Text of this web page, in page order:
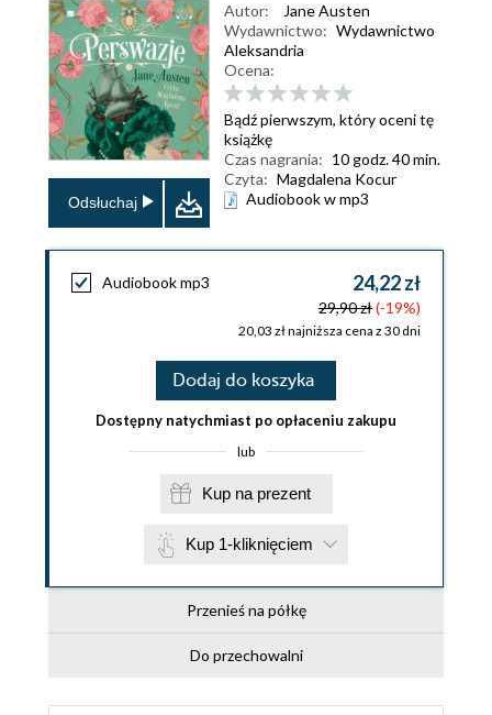
Odsłuchaj
Autor:
Jane Austen
Wydawnictwo: Wydawnictwo
Aleksandria
Ocena:
Bądź pierwszym, który oceni tę
książkę
Czas nagrania: 10 godz. 40 min.
Czyta: Magdalena Kocur
Audiobook w mp3
Audiobook mp3 24,22 zł
29,90 zł(-19%)
20,03 zł najniższa cena z 30 dni
Dodaj do koszyka
Dostępny natychmiast po opłaceniu zakupu
lub
Kup na prezent
Kup 1-kliknięciem
Przenieś na półkę
Do przechowalni